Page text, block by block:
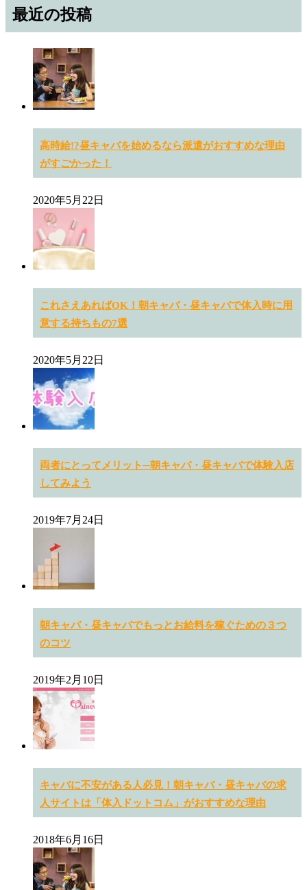
最近の投稿
高時給!?昼キャバを始めるなら派遣がおすすめな理由
がすごかった！
2020年5月22日
これさえあればOK！朝キャバ・昼キャバで体入時に用
意する持ちもの7選
2020年5月22日
両者にとってメリット─朝キャバ・昼キャバで体験入店
してみよう
2019年7月24日
朝キャバ・昼キャバでもっとお給料を稼ぐための３つ
のコツ
2019年2月10日
キャバに不安がある人必見！朝キャバ・昼キャバの求
人サイトは「体入ドットコム」がおすすめな理由
2018年6月16日